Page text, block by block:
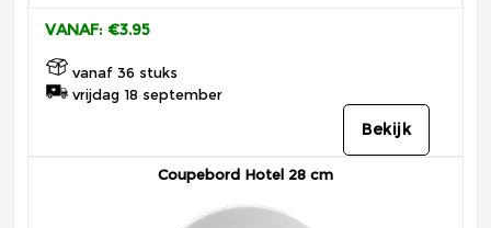
VANAF: €3.95
vanaf 36 stuks
vrijdag 18 september
Bekijk
Coupebord Hotel 28 cm